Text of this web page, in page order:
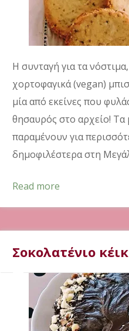
Η συνταγή για τα
χορτοφαγικά (vegan)
μία από εκείνες που
θησαυρός στο αρχείο! Τα
παραμένουν για
δημοφιλέστερα στη
Read more
Σοκολατένιο